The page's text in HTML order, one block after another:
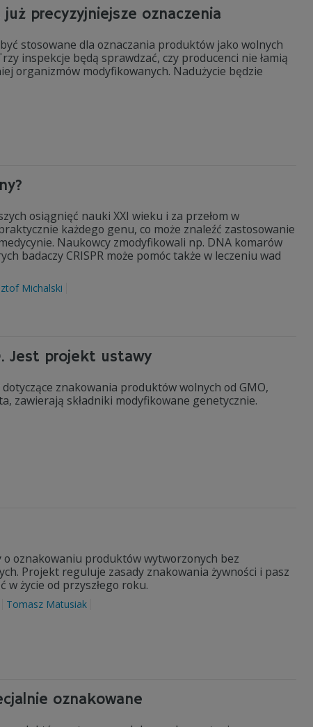
precyzyjniejsze oznaczenia
stosowane dla oznaczania produktów jako wolnych
inspekcje będą sprawdzać, czy producenci nie łamią
organizmów modyfikowanych. Nadużycie będzie
osiągnięć nauki XXI wieku i za przełom w
każdego genu, co może znaleźć zastosowanie
Naukowcy zmodyfikowali np. DNA komarów
badaczy CRISPR może pomóc także w leczeniu wad
Michalski
Jest projekt ustawy
znakowania produktów wolnych od GMO,
zawierają składniki modyfikowane genetycznie.
oznakowaniu produktów wytworzonych bez
Projekt reguluje zasady znakowania żywności i pasz
życie od przyszłego roku.
Tomasz Matusiak
oznakowane